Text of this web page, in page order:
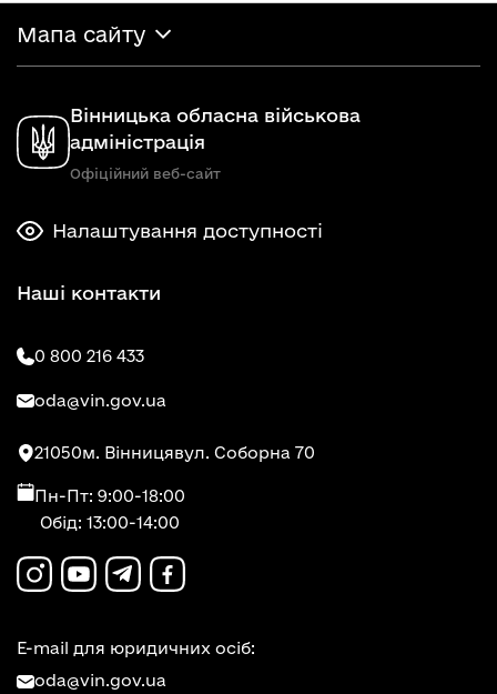
Мапа сайту
Вінницька обласна військова
адміністрація
Офіційний веб-сайт
Налаштування доступності
Наші контакти
0 800 216 433
oda@vin.gov.ua
21050м. Вінницявул. Соборна 70
Пн-Пт: 9:00-18:00
Обід: 13:00-14:00
E-mail для юридичних осіб:
oda@vin.gov.ua